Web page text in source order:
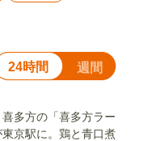
24時間 週間
多方の「喜多方ラー
京駅に。鶏と青口煮